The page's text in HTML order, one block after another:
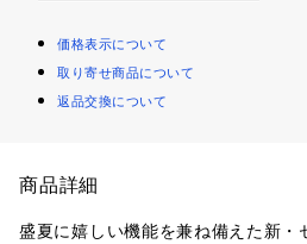
価格表示について
取り寄せ商品について
返品交換について
商品詳細
盛夏に嬉しい機能を兼ね備えた新・